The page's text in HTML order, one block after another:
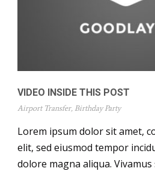
VIDEO INSIDE THIS POST
Airport Transfer, Birthday Party
Lorem ipsum dolor sit amet,
elit, sed eiusmod tempor
dolore magna aliqua. Vivamus